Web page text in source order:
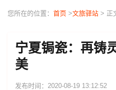
您所在的位置： 首页 >文旅驿站 > 正
宁夏锔瓷：再铸
美
发布时间：2020-08-19 13:12:52